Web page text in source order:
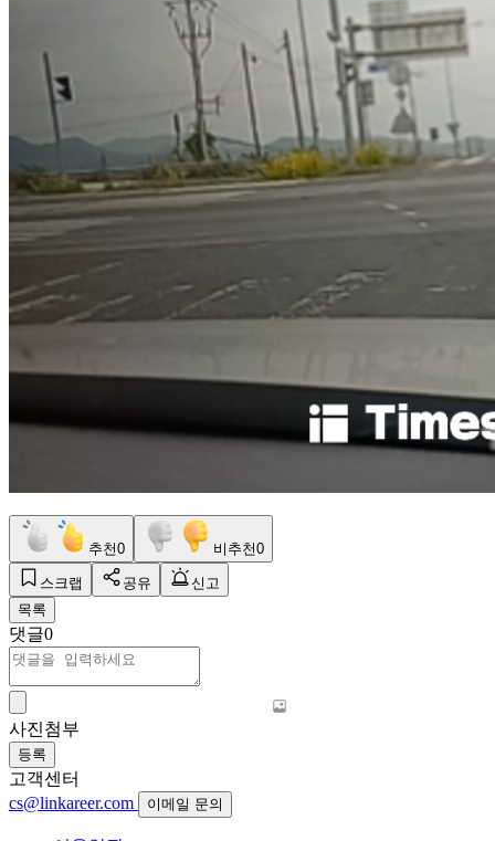
추천0 비추천0
스크랩 공유
신고
목록
댓글0
사진첨부
등록
고객센터
cs@linkareer.com
이메일 문의